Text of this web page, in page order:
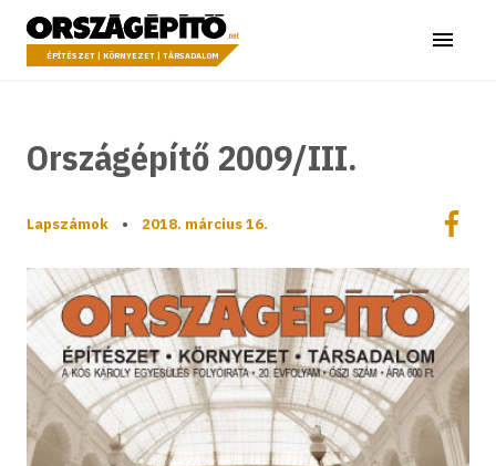
a tartalomhoz
Országépítő
ÉPÍTÉSZET | KÖRNYEZET | TÁRSADALOM Menü
Országépítő 2009/III.
Lapszámok • 2018. március 16.